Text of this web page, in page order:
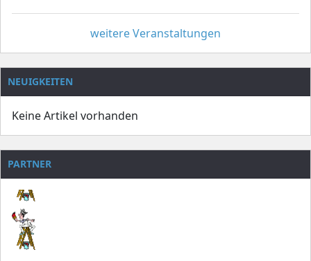
weitere Veranstaltungen
NEUIGKEITEN
Keine Artikel vorhanden
PARTNER